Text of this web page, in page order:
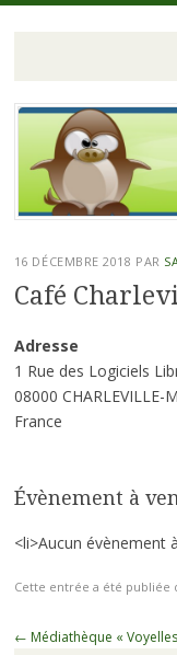
ILArd
Libre
Aller
contenu
principal
16 DÉCEMBRE 2018 PAR
Café
Adresse
1 Rue des Logiciels
08000 CHARLEVILLE-
France
Évènement à
<li>Aucun évènement
Cette entrée a été publiée
Navigation
← Médiathèque «